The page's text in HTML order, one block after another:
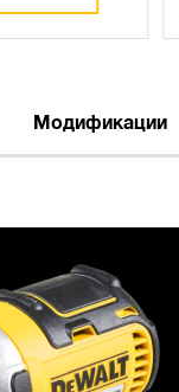
Модификации